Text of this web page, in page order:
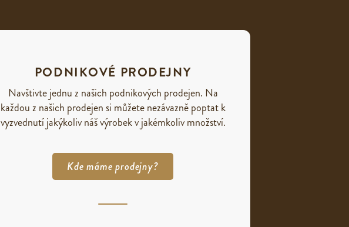
PODNIKOVÉ PRODEJNY
Navštivte jednu z našich podnikových prodejen. Na
každou z našich prodejen si můžete nezávazně poptat k
vyzvednutí jakýkoliv náš výrobek v jakémkoliv množství.
Kde máme prodejny?